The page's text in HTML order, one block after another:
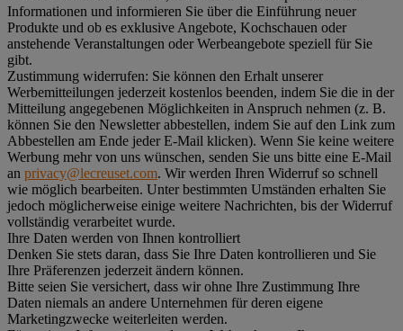
Informationen und informieren Sie über die Einführung neuer
Produkte und ob es exklusive Angebote, Kochschauen oder
anstehende Veranstaltungen oder Werbeangebote speziell für Sie
gibt.
Zustimmung widerrufen: Sie können den Erhalt unserer
Werbemitteilungen jederzeit kostenlos beenden, indem Sie die in der
Mitteilung angegebenen Möglichkeiten in Anspruch nehmen (z. B.
können Sie den Newsletter abbestellen, indem Sie auf den Link zum
Abbestellen am Ende jeder E-Mail klicken). Wenn Sie keine weitere
Werbung mehr von uns wünschen, senden Sie uns bitte eine E-Mail
an privacy@lecreuset.com. Wir werden Ihren Widerruf so schnell
wie möglich bearbeiten. Unter bestimmten Umständen erhalten Sie
jedoch möglicherweise einige weitere Nachrichten, bis der Widerruf
vollständig verarbeitet wurde.
Ihre Daten werden von Ihnen kontrolliert
Denken Sie stets daran, dass Sie Ihre Daten kontrollieren und Sie
Ihre Präferenzen jederzeit ändern können.
Bitte seien Sie versichert, dass wir ohne Ihre Zustimmung Ihre
Daten niemals an andere Unternehmen für deren eigene
Marketingzwecke weiterleiten werden.